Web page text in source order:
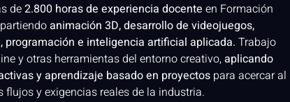
de2.800 horas de experiencia docente en Formación
animación 3D, desarrollo de videojuegos,
programación e inteligencia artificial aplicada. Trabajo
y otras herramientas del entorno creativo,aplicando
y aprendizaje basado en proyectos para acercar al
flujos y exigencias reales de la industria.